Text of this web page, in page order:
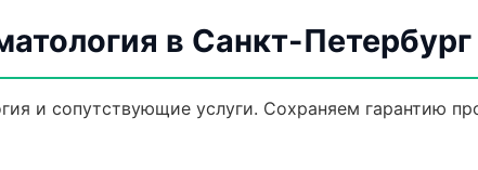
в Санкт-Петербург
и сопутствующие услуги. Сохраняем гарантию